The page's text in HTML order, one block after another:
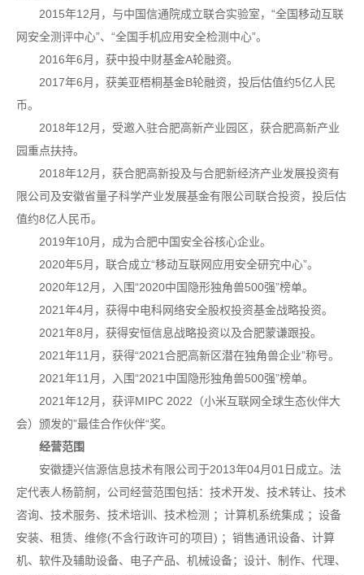
2015年12月，与中国信通院成立联合实验室，“全国移动互联
网安全测评中心”、“全国手机应用安全检测中心”。
2016年6月，获中投中财基金A轮融资。
2017年6月，获美亚梧桐基金B轮融资，投后估值约5亿人民
币。
2018年12月，受邀入驻合肥高新产业园区，获合肥高新产业
园重点扶持。
2018年12月，获合肥高新投及与合肥新经济产业发展投资有
限公司及安徽省量子科学产业发展基金有限公司联合投资，投后估
值约8亿人民币。
2019年10月，成为合肥中国安全谷核心企业。
2020年5月，联合成立“移动互联网应用安全研究中心”。
2020年12月，入围“2020中国隐形独角兽500强”榜单。
2021年4月，获得中电科网络安全股权投资基金战略投资。
2021年8月，获得安恒信息战略投资以及合肥蒙谦跟投。
2021年11月，获得“2021合肥高新区潜在独角兽企业”称号。
2021年11月，入围“2021中国隐形独角兽500强”榜单。
2021年12月，获评MIPC 2022（小米互联网全球生态伙伴大
会）颁发的”最佳合作伙伴“奖。
经营范围
安徽捷兴信源信息技术有限公司于2013年04月01日成立。法
定代表人杨箭舸，公司经营范围包括：技术开发、技术转让、技术
咨询、技术服务、技术培训、技术检测 ；计算机系统集成 ；设备
安装、租赁、维修(不含行政许可的项目) ；销售通讯设备、计算
机、软件及辅助设备、电子产品、机械设备；设计、制作、代理、